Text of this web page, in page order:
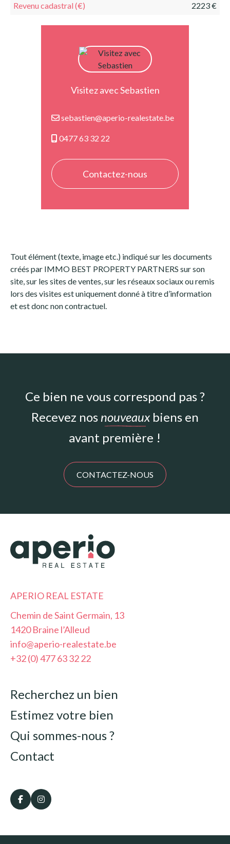
Revenu cadastral (€) 2223 €
Visitez avec Sebastien
sebastien@aperio-realestate.be
0477 63 32 22
Contactez-nous
Tout élément (texte, image etc.) indiqué sur les documents
créés par IMMO BEST PROPERTY PARTNERS sur son
site, sur les sites de ventes, sur les réseaux sociaux ou remis
lors des visites est uniquement donné à titre d’information
et est donc non contractuel.
Ce bien ne vous correspond pas ?
Recevez nos nouveauxbiens en
avant première !
CONTACTEZ-NOUS
APERIO REAL ESTATE
Chemin de Saint Germain, 13
1420 Braine l’Alleud
info@aperio-realestate.be
+32 (0) 477 63 32 22
Recherchez un bien
Estimez votre bien
Qui sommes-nous ?
Contact